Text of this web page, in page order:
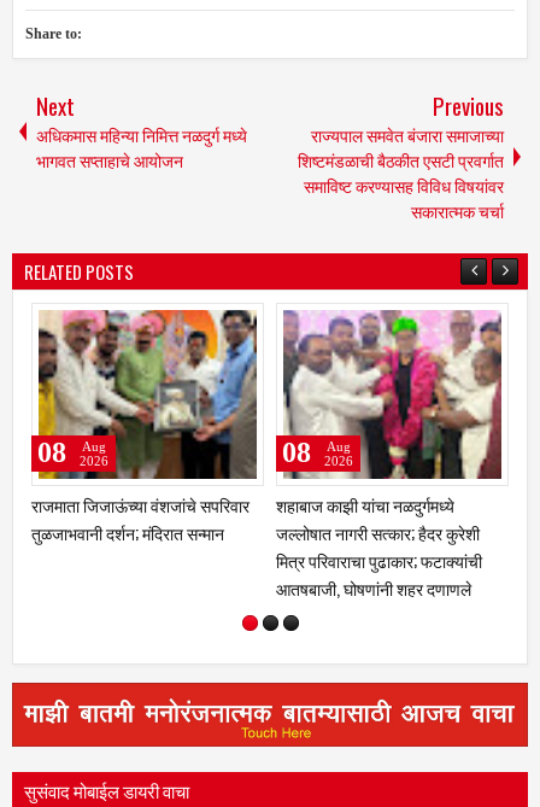
Share to:
Next
अधिकमास महिन्या निमित्त नळदुर्ग मध्ये
भागवत सप्ताहाचे आयोजन
Previous
राज्यपाल समवेत बंजारा समाजाच्या
शिष्टमंडळाची बैठकीत एसटी प्रवर्गात
समाविष्ट करण्यासह विविध विषयांवर
सकारात्मक चर्चा
RELATED POSTS
राजमाता जिजाऊंच्या वंशजांचे सपरिवार
तुळजाभवानी दर्शन; मंदिरात सन्मान
08
Aug
2026
शहाबाज काझी यांचा नळदुर्गमध्ये
जल्लोषात नागरी सत्कार; हैदर कुरेशी
मित्र परिवाराचा पुढाकार; फटाक्यांची
आतषबाजी, घोषणांनी शहर दणाणले
08
Aug
2026
सुसंवाद मोबाईल डायरी वाचा